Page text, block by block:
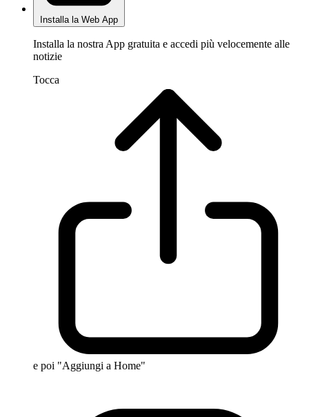
Installa la Web App
Installa la nostra App gratuita e accedi più velocemente alle
notizie
Tocca
e poi "Aggiungi a Home"